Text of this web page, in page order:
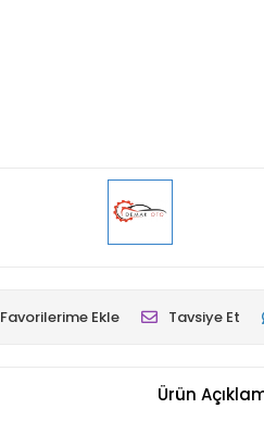
Favorilerime Ekle Tavsiye Et
Ürün